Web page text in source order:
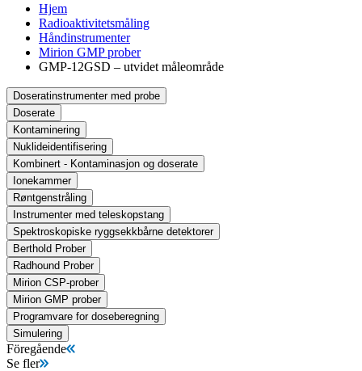
Hjem
Radioaktivitetsmåling
Håndinstrumenter
Mirion GMP prober
GMP-12GSD – utvidet måleområde
Doseratinstrumenter med probe
Doserate
Kontaminering
Nuklideidentifisering
Kombinert - Kontaminasjon og doserate
Ionekammer
Røntgenstråling
Instrumenter med teleskopstang
Spektroskopiske ryggsekkbårne detektorer
Berthold Prober
Radhound Prober
Mirion CSP-prober
Mirion GMP prober
Programvare for doseberegning
Simulering
Föregående
Se fler